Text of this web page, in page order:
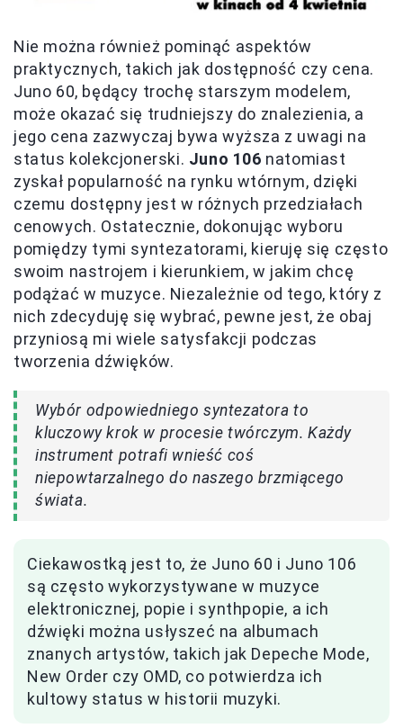
Nie można również pominąć aspektów
praktycznych, takich jak dostępność czy cena.
Juno 60, będący trochę starszym modelem,
może okazać się trudniejszy do znalezienia, a
jego cena zazwyczaj bywa wyższa z uwagi na
status kolekcjonerski. Juno 106 natomiast
zyskał popularność na rynku wtórnym, dzięki
czemu dostępny jest w różnych przedziałach
cenowych. Ostatecznie, dokonując wyboru
pomiędzy tymi syntezatorami, kieruję się często
swoim nastrojem i kierunkiem, w jakim chcę
podążać w muzyce. Niezależnie od tego, który z
nich zdecyduję się wybrać, pewne jest, że obaj
przyniosą mi wiele satysfakcji podczas
tworzenia dźwięków.
Wybór odpowiedniego syntezatora to
kluczowy krok w procesie twórczym. Każdy
instrument potrafi wnieść coś
niepowtarzalnego do naszego brzmiącego
świata.
Ciekawostką jest to, że Juno 60 i Juno 106
są często wykorzystywane w muzyce
elektronicznej, popie i synthpopie, a ich
dźwięki można usłyszeć na albumach
znanych artystów, takich jak Depeche Mode,
New Order czy OMD, co potwierdza ich
kultowy status w historii muzyki.